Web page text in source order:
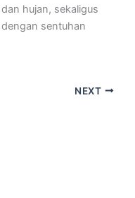
hujan, sekaligus
sentuhan
NEXT